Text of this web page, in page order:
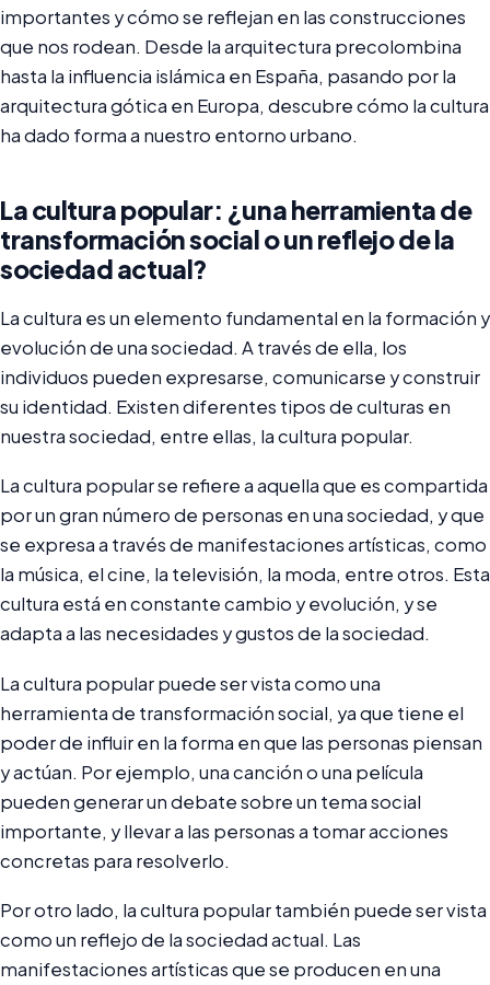
importantes y cómo se reflejan en las construcciones
que nos rodean. Desde la arquitectura precolombina
hasta la influencia islámica en España, pasando por la
arquitectura gótica en Europa, descubre cómo la cultura
ha dado forma a nuestro entorno urbano.
La cultura popular: ¿una herramienta de
transformación social o un reflejo de la
sociedad actual?
La cultura es un elemento fundamental en la formación y
evolución de una sociedad. A través de ella, los
individuos pueden expresarse, comunicarse y construir
su identidad. Existen diferentes tipos de culturas en
nuestra sociedad, entre ellas, la cultura popular.
La cultura popular se refiere a aquella que es compartida
por un gran número de personas en una sociedad, y que
se expresa a través de manifestaciones artísticas, como
la música, el cine, la televisión, la moda, entre otros. Esta
cultura está en constante cambio y evolución, y se
adapta a las necesidades y gustos de la sociedad.
La cultura popular puede ser vista como una
herramienta de transformación social, ya que tiene el
poder de influir en la forma en que las personas piensan
y actúan. Por ejemplo, una canción o una película
pueden generar un debate sobre un tema social
importante, y llevar a las personas a tomar acciones
concretas para resolverlo.
Por otro lado, la cultura popular también puede ser vista
como un reflejo de la sociedad actual. Las
manifestaciones artísticas que se producen en una